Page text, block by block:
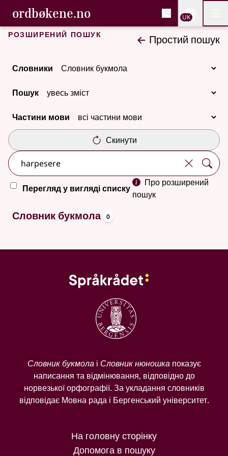
Перейти до основного вмісту
Доступність
ordbøkene.no, Cловник букмола та
Cловник букмола та Словник нюношка
UK
Розширений пошук Простий пошук
Словники
Пошук
Частини мови
Скинути
Перегляд у вигляді списку
Про розширений
пошук
Немає результатів
Словник букмола 0
Словник букмолаі Словник нюношкапоказує
написання та відмінювання, відповідно до
норвезької орфографії. За укладання словників
відповідає Мовна рада і Бергенський університет.
На головну сторінку
Допомога в пошуку